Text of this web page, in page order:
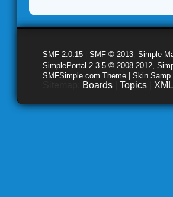
SMF 2.0.15 SMF © 2013 Simple
SimplePortal 2.3.5 © 2008-2012,
SMFSimple.com Theme | Skin Samp
Boards Topics XML